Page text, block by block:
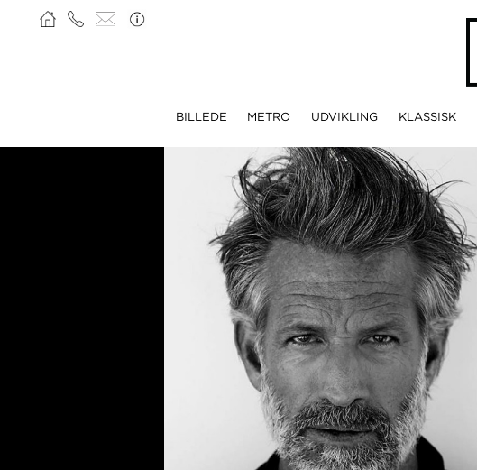
BILLEDE METRO UDVIKLING KLASSISK